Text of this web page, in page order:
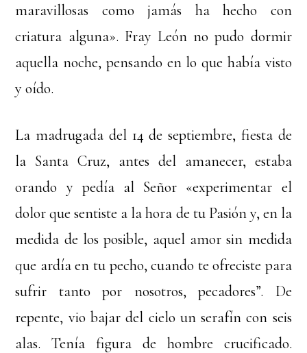
maravillosas como jamás ha hecho con
criatura alguna». Fray León no pudo dormir
aquella noche, pensando en lo que había visto
y oído.
La madrugada del 14 de septiembre, fiesta de
la Santa Cruz, antes del amanecer, estaba
orando y pedía al Señor «experimentar el
dolor que sentiste a la hora de tu Pasión y, en la
medida de los posible, aquel amor sin medida
que ardía en tu pecho, cuando te ofreciste para
sufrir tanto por nosotros, pecadores”. De
repente, vio bajar del cielo un serafín con seis
alas. Tenía figura de hombre crucificado.